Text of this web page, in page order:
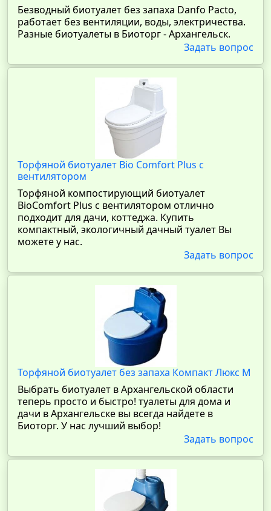
Безводный биотуалет без запаха Danfo Pacto,
работает без вентиляции, воды, электричества.
Разные биотуалеты в Биоторг - Архангельск.
Задать вопрос
Торфяной биотуалет Bio Comfort Plus с
вентилятором
Торфяной компостирующий биотуалет
BioComfort Plus с вентилятором отлично
подходит для дачи, коттеджа. Купить
компактный, экологичный дачный туалет Вы
можете у нас.
Задать вопрос
Торфяной биотуалет без запаха Компакт Люкс М
Выбрать биотуалет в Архангельской области
теперь просто и быстро! туалеты для дома и
дачи в Архангельске вы всегда найдете в
Биоторг. У нас лучший выбор!
Задать вопрос